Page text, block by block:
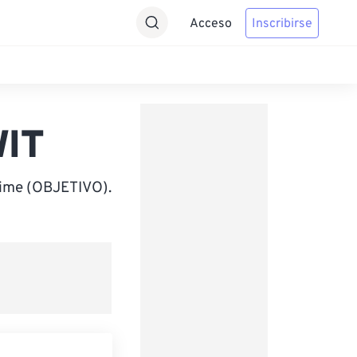
Acceso Inscribirse
(OBJETIVO).